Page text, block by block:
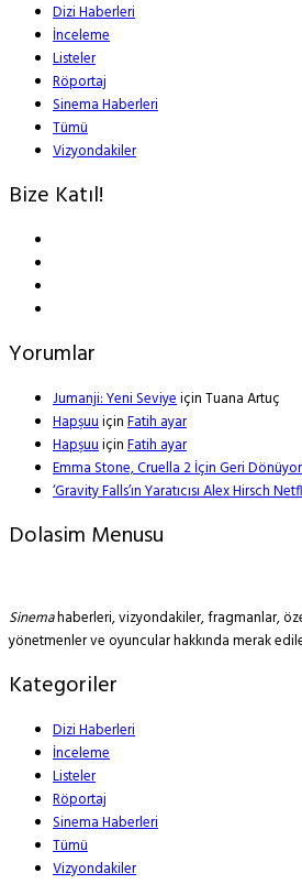
Dizi Haberleri
İnceleme
Listeler
Röportaj
Sinema Haberleri
Tümü
Vizyondakiler
Bize Katıl!
Yorumlar
Jumanji: Yeni SeviyeiçinTuana Artuç
HapşuuiçinFatih ayar
HapşuuiçinFatih ayar
Emma Stone, Cruella 2 İçin Geri
‘Gravity Falls’ın Yaratıcısı Alex Hirsch
Dolasim Menusu
Sinemahaberleri, vizyondakiler, fragmanlar,
yönetmenler ve oyuncular hakkında merak
Kategoriler
Dizi Haberleri
İnceleme
Listeler
Röportaj
Sinema Haberleri
Tümü
Vizyondakiler